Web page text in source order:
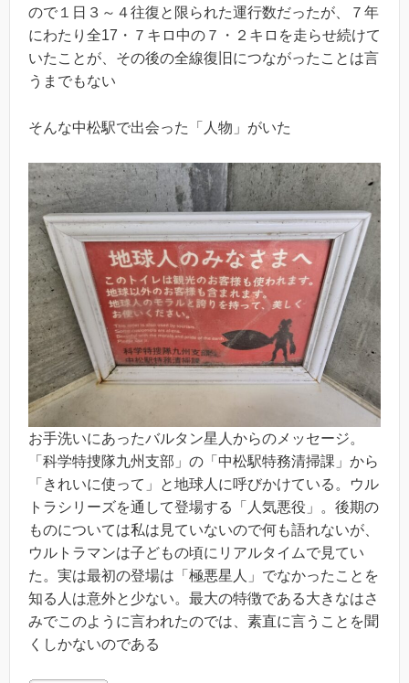
ので１日３～４往復と限られた運行数だったが、７年
にわたり全17・７キロ中の７・２キロを走らせ続けて
いたことが、その後の全線復旧につながったことは言
うまでもない
そんな中松駅で出会った「人物」がいた
お手洗いにあったバルタン星人からのメッセージ。
「科学特捜隊九州支部」の「中松駅特務清掃課」から
「きれいに使って」と地球人に呼びかけている。ウル
トラシリーズを通して登場する「人気悪役」。後期の
ものについては私は見ていないので何も語れないが、
ウルトラマンは子どもの頃にリアルタイムで見てい
た。実は最初の登場は「極悪星人」でなかったことを
知る人は意外と少ない。最大の特徴である大きなはさ
みでこのように言われたのでは、素直に言うことを聞
くしかないのである